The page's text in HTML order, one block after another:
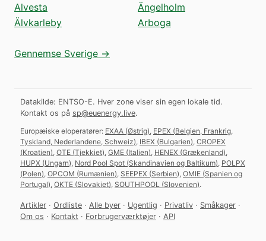
Alvesta
Älvkarleby
Ängelholm
Arboga
Gennemse Sverige →
Datakilde: ENTSO-E. Hver zone viser sin egen lokale tid.
Kontakt os på sp@euenergy.live.
Europæiske eloperatører: EXAA (Østrig) EPEX (Belgien, Frankrig,
Tyskland, Nederlandene, Schweiz) IBEX (Bulgarien) CROPEX
(Kroatien) OTE (Tjekkiet) GME (Italien) HENEX (Grækenland)
HUPX (Ungarn) Nord Pool Spot (Skandinavien og Baltikum) POLPX
(Polen) OPCOM (Rumænien) SEEPEX (Serbien) OMIE (Spanien og
Portugal) OKTE (Slovakiet) SOUTHPOOL (Slovenien).
Artikler · Ordliste · Alle byer · Ugentlig · Privatliv · Småkager ·
Om os · Kontakt · Forbrugerværktøjer · API